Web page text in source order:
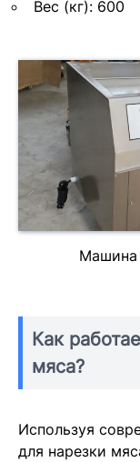
Вес (кг): 600
Машина
Как
мяса?
Используя
для нарезки